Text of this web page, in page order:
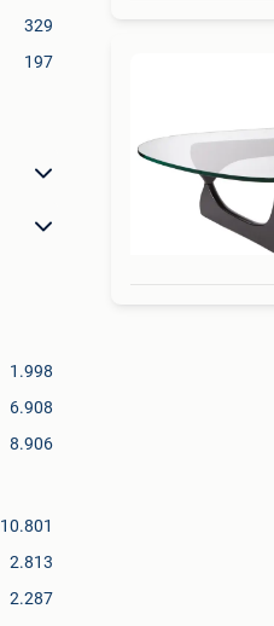
329
197
1.998
6.908
8.906
10.801
2.813
2.287